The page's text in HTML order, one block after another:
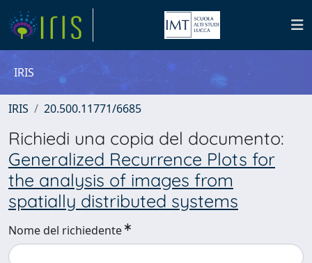
IRIS
IRIS 20.500.11771/6685
Richiedi una copia del documento:
Generalized Recurrence Plots for
the analysis of images from
spatially distributed systems
Nome del richiedente